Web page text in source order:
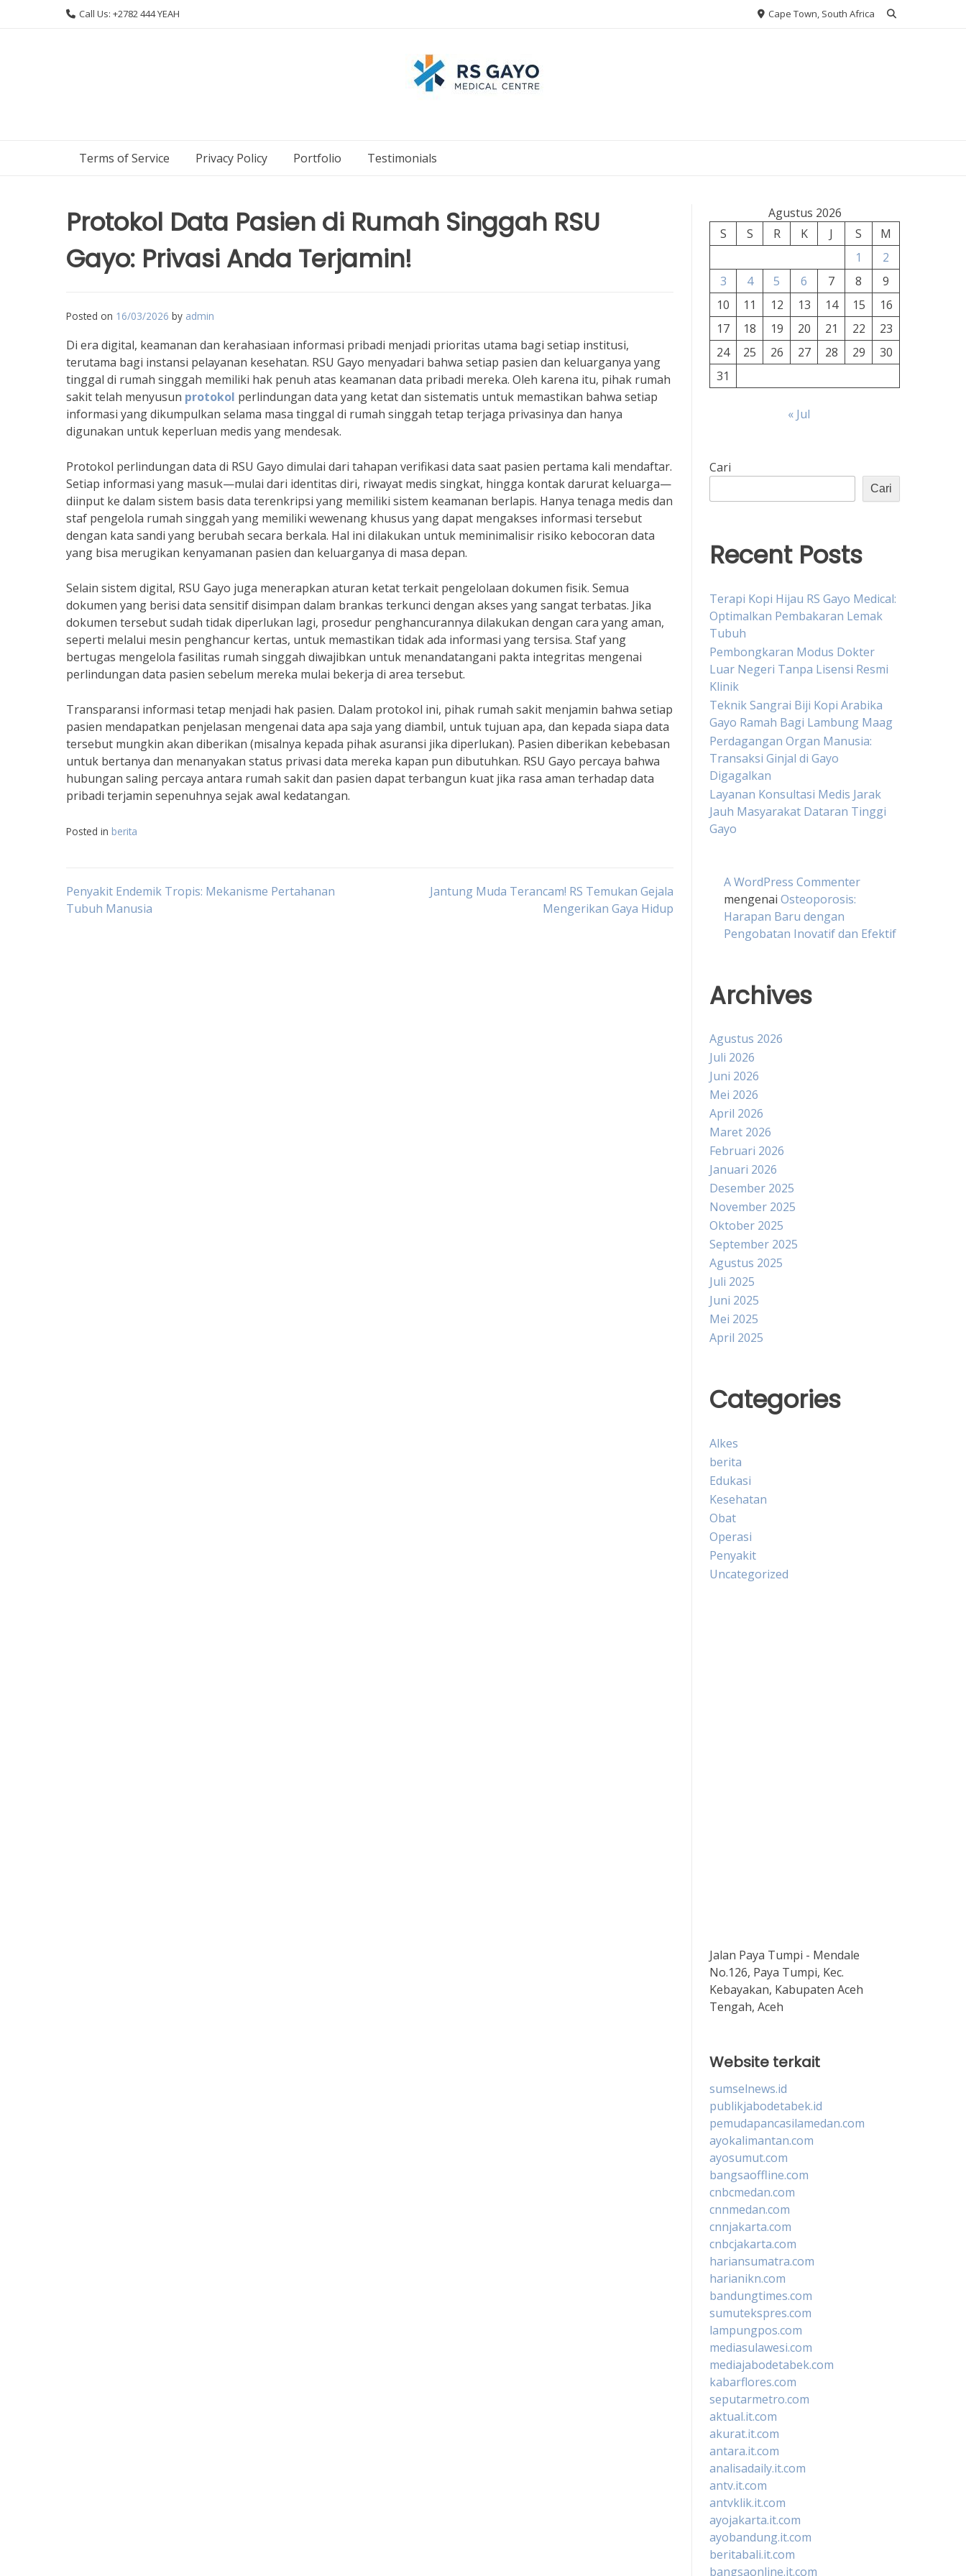
Call Us: +2782 444 YEAH Cape Town, South Africa
Terms of Service Privacy Policy Portfolio Testimonials
Protokol Data Pasien di Rumah Singgah RSU
Gayo: Privasi Anda Terjamin!
Posted on 16/03/2026 by admin
Di era digital, keamanan dan kerahasiaan informasi pribadi menjadi prioritas utama bagi setiap institusi,
terutama bagi instansi pelayanan kesehatan. RSU Gayo menyadari bahwa setiap pasien dan keluarganya yang
tinggal di rumah singgah memiliki hak penuh atas keamanan data pribadi mereka. Oleh karena itu, pihak rumah
sakit telah menyusun protokol perlindungan data yang ketat dan sistematis untuk memastikan bahwa setiap
informasi yang dikumpulkan selama masa tinggal di rumah singgah tetap terjaga privasinya dan hanya
digunakan untuk keperluan medis yang mendesak.
Protokol perlindungan data di RSU Gayo dimulai dari tahapan verifikasi data saat pasien pertama kali mendaftar.
Setiap informasi yang masuk—mulai dari identitas diri, riwayat medis singkat, hingga kontak darurat keluarga—
diinput ke dalam sistem basis data terenkripsi yang memiliki sistem keamanan berlapis. Hanya tenaga medis dan
staf pengelola rumah singgah yang memiliki wewenang khusus yang dapat mengakses informasi tersebut
dengan kata sandi yang berubah secara berkala. Hal ini dilakukan untuk meminimalisir risiko kebocoran data
yang bisa merugikan kenyamanan pasien dan keluarganya di masa depan.
Selain sistem digital, RSU Gayo juga menerapkan aturan ketat terkait pengelolaan dokumen fisik. Semua
dokumen yang berisi data sensitif disimpan dalam brankas terkunci dengan akses yang sangat terbatas. Jika
dokumen tersebut sudah tidak diperlukan lagi, prosedur penghancurannya dilakukan dengan cara yang aman,
seperti melalui mesin penghancur kertas, untuk memastikan tidak ada informasi yang tersisa. Staf yang
bertugas mengelola fasilitas rumah singgah diwajibkan untuk menandatangani pakta integritas mengenai
perlindungan data pasien sebelum mereka mulai bekerja di area tersebut.
Transparansi informasi tetap menjadi hak pasien. Dalam protokol ini, pihak rumah sakit menjamin bahwa setiap
pasien mendapatkan penjelasan mengenai data apa saja yang diambil, untuk tujuan apa, dan kepada siapa data
tersebut mungkin akan diberikan (misalnya kepada pihak asuransi jika diperlukan). Pasien diberikan kebebasan
untuk bertanya dan menanyakan status privasi data mereka kapan pun dibutuhkan. RSU Gayo percaya bahwa
hubungan saling percaya antara rumah sakit dan pasien dapat terbangun kuat jika rasa aman terhadap data
pribadi terjamin sepenuhnya sejak awal kedatangan.
Posted in berita
Navigasi
Penyakit Endemik Tropis: Mekanisme Pertahanan
Tubuh Manusia
Jantung Muda Terancam! RS Temukan Gejala
Mengerikan Gaya Hidup
Agustus 2026
S
S R K J S
M
1
2
3
4 5 6 7 8
9
10
11 12 13 14 15
16
17
18 19 20 21 22
23
24
25 26 27 28 29
30
31
« Jul
Cari
Cari
Recent Posts
Terapi Kopi Hijau RS Gayo Medical:
Optimalkan Pembakaran Lemak
Tubuh
Pembongkaran Modus Dokter
Luar Negeri Tanpa Lisensi Resmi
Klinik
Teknik Sangrai Biji Kopi Arabika
Gayo Ramah Bagi Lambung Maag
Perdagangan Organ Manusia:
Transaksi Ginjal di Gayo
Digagalkan
Layanan Konsultasi Medis Jarak
Jauh Masyarakat Dataran Tinggi
Gayo
A WordPress Commenter
mengenai Osteoporosis:
Harapan Baru dengan
Pengobatan Inovatif dan Efektif
Archives
Agustus 2026
Juli 2026
Juni 2026
Mei 2026
April 2026
Maret 2026
Februari 2026
Januari 2026
Desember 2025
November 2025
Oktober 2025
September 2025
Agustus 2025
Juli 2025
Juni 2025
Mei 2025
April 2025
Categories
Alkes
berita
Edukasi
Kesehatan
Obat
Operasi
Penyakit
Uncategorized
Jalan Paya Tumpi - Mendale
No.126, Paya Tumpi, Kec.
Kebayakan, Kabupaten Aceh
Tengah, Aceh
Website terkait
sumselnews.id
publikjabodetabek.id
pemudapancasilamedan.com
ayokalimantan.com
ayosumut.com
bangsaoffline.com
cnbcmedan.com
cnnmedan.com
cnnjakarta.com
cnbcjakarta.com
hariansumatra.com
harianikn.com
bandungtimes.com
sumutekspres.com
lampungpos.com
mediasulawesi.com
mediajabodetabek.com
kabarflores.com
seputarmetro.com
aktual.it.com
akurat.it.com
antara.it.com
analisadaily.it.com
antv.it.com
antvklik.it.com
ayojakarta.it.com
ayobandung.it.com
beritabali.it.com
bangsaonline.it.com